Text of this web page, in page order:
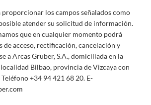
proporcionar los campos señalados como
atender su solicitud de información.
que en cualquier momento podrá
de acceso, rectificación, cancelación y
a Arcas Gruber, S.A., domiciliada en la
Bilbao, provincia de Vizcaya con
+34 94 421 68 20. E-